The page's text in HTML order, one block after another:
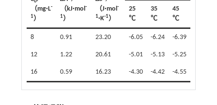
（mg·L-
1）
（kJ·mol-
1）
（J·mol-
1·K-1）
25
℃
35
℃
45
℃
8 0.91 23.20 -6.05 -6.24 -6.39
12 1.22 20.61 -5.01 -5.13 -5.25
16 0.59 16.23 -4.30 -4.42 -4.55